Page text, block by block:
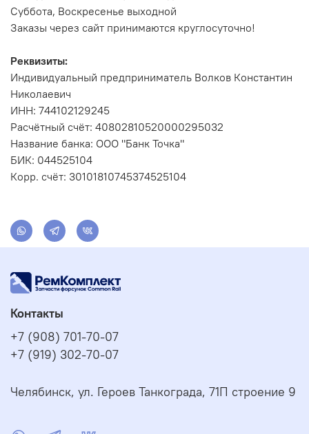
Суббота, Воскресенье выходной
Заказы через сайт принимаются круглосуточно!
Реквизиты:
Индивидуальный предприниматель Волков Константин
Николаевич
ИНН: 744102129245
Расчётный счёт: 40802810520000295032
Название банка: ООО "Банк Точка"
БИК: 044525104
Корр. счёт: 30101810745374525104
Контакты
+7 (908) 701-70-07
+7 (919) 302-70-07
Челябинск, ул. Героев Танкограда, 71П строение 9